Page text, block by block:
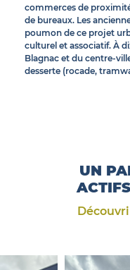
commerces de
de bureaux. Les
poumon de ce projet
culturel et associatif. À
Blagnac et du centre-
desserte (rocade,
UN